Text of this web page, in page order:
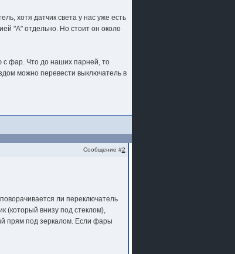
хотя датчик света у нас уже есть
"A" отдельно. Но стоит он около
с фар. Что до наших парней, то
можно перевести выключатель в
Сообщение #2
ли переключатель
(который внизу под стеклом),
прям под зеркалом. Если фары